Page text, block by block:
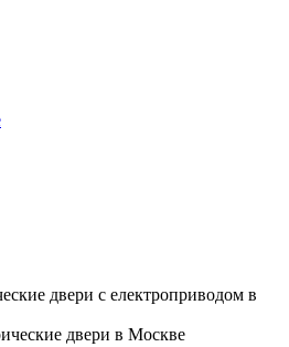
двери с електроприводом в